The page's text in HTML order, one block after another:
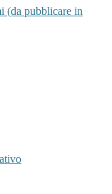
(da pubblicare in